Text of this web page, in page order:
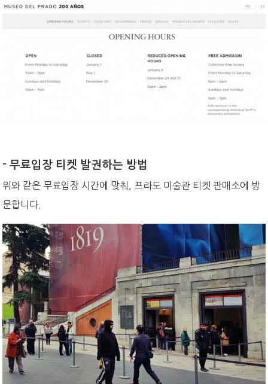
- 무료입장 티켓 발권하는 방법
위와 같은 무료입장 시간에 맞춰, 프라도 미술관 티켓 판매소에 방
문합니다.